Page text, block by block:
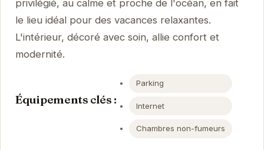
privilégié, au calme et proche de l'océan, en fait
le lieu idéal pour des vacances relaxantes.
L'intérieur, décoré avec soin, allie confort et
modernité.
Équipements clés :
Parking
Internet
Chambres non-fumeurs